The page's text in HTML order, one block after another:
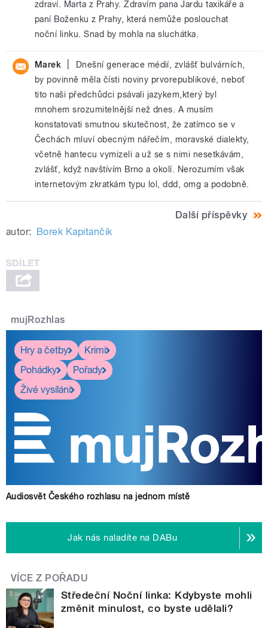
zdraví. Marta z Prahy. Zdravím pana Jardu taxikáře a
paní Boženku z Prahy, která nemůže poslouchat
noční linku. Snad by mohla na sluchátka.
Marek
Dnešní generace médií, zvlášť bulvárních,
by povinně měla čísti noviny prvorepublikové, neboť
tito naši předchůdci psávali jazykem,který byl
mnohem srozumitelnější než dnes. A musím
konstatovati smutnou skutečnost, že zatímco se v
Čechách mluví obecným nářečím, moravské dialekty,
včetně hantecu vymizeli a už se s nimi nesetkávám,
zvlášť, když navštívím Brno a okolí. Nerozumím však
internetovým zkratkám typu lol, ddd, omg a podobně.
Další příspěvky
autor: Borek Kapitančik
mujRozhlas
Hry a četby
Krimi
Pohádky
Pořady
Živé vysílání
Audiosvět Českého rozhlasu na jednom místě
Jak nás naladíte na DABu
VÍCE Z POŘADU
Středeční Noční linka: Kdybyste mohli
změnit minulost, co byste udělali?